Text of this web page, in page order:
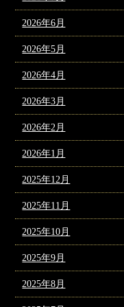
2026年6月
2026年5月
2026年4月
2026年3月
2026年2月
2026年1月
2025年12月
2025年11月
2025年10月
2025年9月
2025年8月